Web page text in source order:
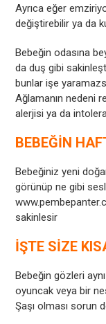
Ayrıca eğer
değiştirebilir ya da
Bebeğin odasına
da duş gibi
bunlar işe
Ağlamanın nedeni
alerjisi ya da
BEBEĞİN
Bebeğiniz yeni
görünüp ne gibi
sakinlesir
İŞTE SİZE
Bebeğin gözleri
oyuncak veya bir
Şaşı olması sorun